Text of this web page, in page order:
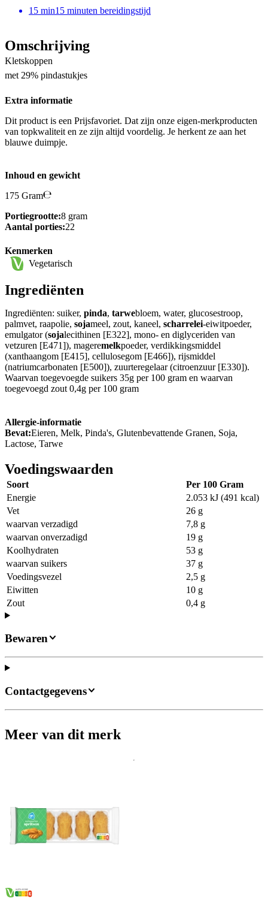
15 min15 minuten bereidingstijd
Omschrijving
Kletskoppen
met 29% pindastukjes
Extra informatie
Dit product is een Prijsfavoriet. Dat zijn onze eigen-merkproducten
van topkwaliteit en ze zijn altijd voordelig. Je herkent ze aan het
blauwe duimpje.
Inhoud en gewicht
175 Gram
Portiegrootte:8 gram
Aantal porties:22
Kenmerken
Vegetarisch
Ingrediënten
Ingrediënten: suiker, pinda, tarwebloem, water, glucosestroop,
palmvet, raapolie, sojameel, zout, kaneel, scharrelei-eiwitpoeder,
emulgator (sojalecithinen [E322], mono- en diglyceriden van
vetzuren [E471]), mageremelkpoeder, verdikkingsmiddel
(xanthaangom [E415], cellulosegom [E466]), rijsmiddel
(natriumcarbonaten [E500]), zuurteregelaar (citroenzuur [E330]).
Waarvan toegevoegde suikers 35g per 100 gram en waarvan
toegevoegd zout 0,4g per 100 gram
Allergie-informatie
Bevat:Eieren, Melk, Pinda's, Glutenbevattende Granen, Soja,
Lactose, Tarwe
Voedingswaarden
Soort
Per 100 Gram
Energie
2.053 kJ (491 kcal)
Vet
26 g
waarvan verzadigd
7,8 g
waarvan onverzadigd
19 g
Koolhydraten
53 g
waarvan suikers
37 g
Voedingsvezel
2,5 g
Eiwitten
10 g
Zout
0,4 g
Bewaren
Contactgegevens
Meer van dit merk